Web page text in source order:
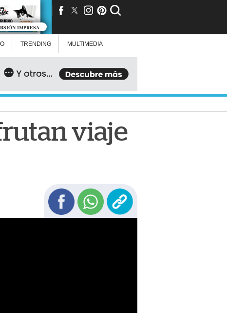
IMPRESA
TRENDING MULTIMEDIA
viaje